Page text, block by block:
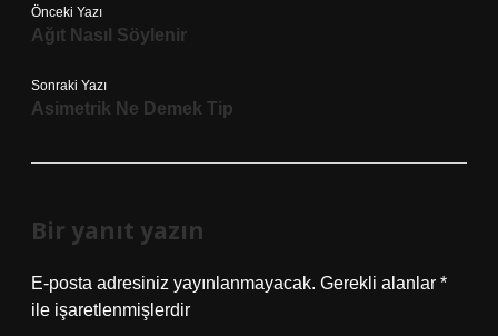
Önceki Yazı
Ağıt Nasıl Söylenir
Sonraki Yazı
Asimetrik Ne Demek Tip
Bir yanıt yazın
E-posta adresiniz yayınlanmayacak. Gerekli alanlar *
ile işaretlenmişlerdir